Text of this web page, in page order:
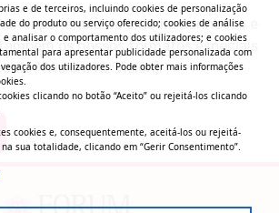
experiência de cinema connosco e
os nossos formatos especiais
XVision, XL Vision).
e de terceiros, incluindo cookies de personalização
do produto ou serviço oferecido; cookies de análise
analisar o comportamento dos utilizadores; e cookies
para apresentar publicidade personalizada com
dos utilizadores. Pode obter mais informações
clicando no botão “Aceito” ou rejeitá-los clicando
cookies e, consequentemente, aceitá-los ou rejeitá-
sua totalidade, clicando em “Gerir Consentimento”.